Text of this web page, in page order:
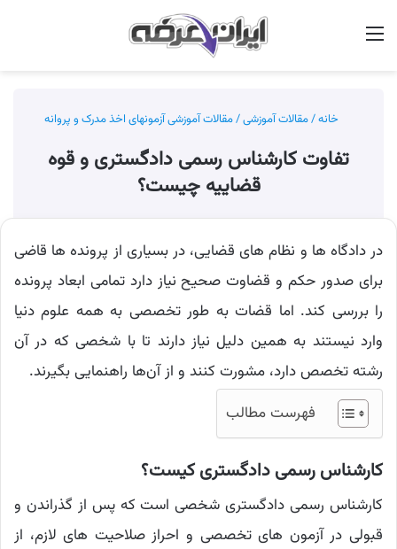
خانه/مقالات آموزشی/مقالات آموزشی آزمونهای اخذ مدرک و پروانه
تفاوت کارشناس رسمی دادگستری و قوه
قضاییه چیست؟
در دادگاه ها و نظام های قضایی، در بسیاری از پرونده ها قاضی
برای صدور حکم و قضاوت صحیح نیاز دارد تمامی ابعاد پرونده
را بررسی کند. اما قضات به طور تخصصی به همه علوم دنیا
وارد نیستند به همین دلیل نیاز دارند تا با شخصی که در آن
رشته تخصص دارد، مشورت کنند و از آن‌ها راهنمایی بگیرند.
فهرست مطالب
کارشناس رسمی دادگستری کیست؟
کارشناس رسمی دادگستری شخصی است که پس از گذراندن و
قبولی در آزمون های تخصصی و احراز صلاحیت های لازم، از